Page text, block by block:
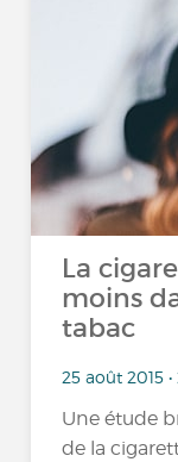
La
moins
tabac
25 août 2015
Une étude
de la